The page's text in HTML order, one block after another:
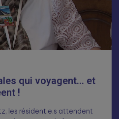
qui voyagent… et
!
les résident.e.s attendent